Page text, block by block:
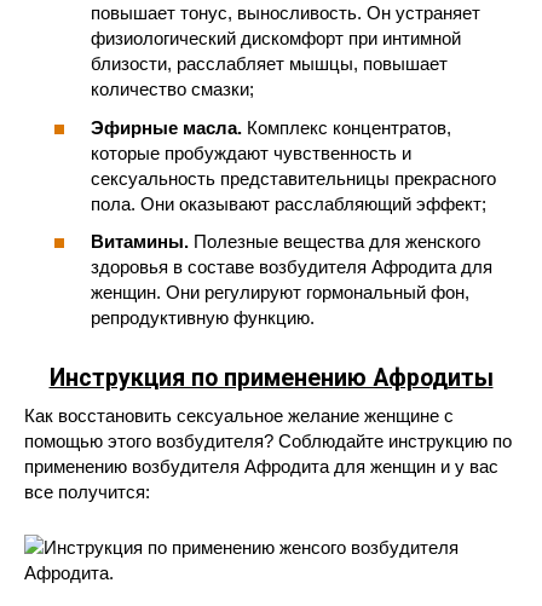
повышает тонус, выносливость. Он устраняет
физиологический дискомфорт при интимной
близости, расслабляет мышцы, повышает
количество смазки;
Эфирные масла. Комплекс концентратов,
которые пробуждают чувственность и
сексуальность представительницы прекрасного
пола. Они оказывают расслабляющий эффект;
Витамины. Полезные вещества для женского
здоровья в составе возбудителя Афродита для
женщин. Они регулируют гормональный фон,
репродуктивную функцию.
Инструкция по применению Афродиты
Как восстановить сексуальное желание женщине с
помощью этого возбудителя? Соблюдайте инструкцию по
применению возбудителя Афродита для женщин и у вас
все получится: